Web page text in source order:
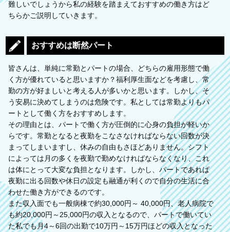
難しいでしょうから私の経験を踏まえておすすめの働き方はど
ちらかご説明していきます。
おすすめは断然パート
皆さんは、単純に常勤とパートの場合、どちらの雇用形態で働
く方が優れていると思いますか？福利厚生面などを考慮し、常
勤の方が好ましいと考える人が多いかと思います。しかし、そ
う安易に決めてしまうのは危険です。私としては常勤よりもパ
ートとして働く方をおすすめします。
その理由とは、パートで働く方が圧倒的に心身の負担が軽いか
らです。常勤となると夜勤をこなさなければならない回数が決
まってしまいますし、休みの自由もさほどありません。シフト
によっては月の多くを夜勤で勤めなければならなくなり、これ
は体にとって大変な負担となります。しかし、パートであれば
夜勤に出る回数や休日の設定も融通が利くので自分の生活に合
わせた働き方ができるのです。
また収入面でも一般病棟で約30,000円～ 40,000円、老人病院で
も約20,000円～25,000円の収入となるので、パートで働いてい
た私でも月4～6回の出勤で10万円～15万円ほどの収入となった